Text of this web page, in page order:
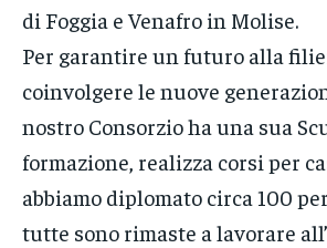
di Foggia e Venafro in Molise.
Per garantire un futuro alla
coinvolgere le nuove
nostro Consorzio ha una sua
formazione, realizza corsi per
abbiamo diplomato circa 100
tutte sono rimaste a lavorare